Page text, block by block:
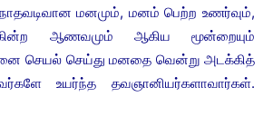
மனமும், மனம் பெற்ற உணர்வும்,
ஆணவமும் ஆகிய மூன்றையும்
செயல் செய்து மனதை வென்று அடக்கித்
உயர்ந்த தவஞானியர்களாவார்கள்.